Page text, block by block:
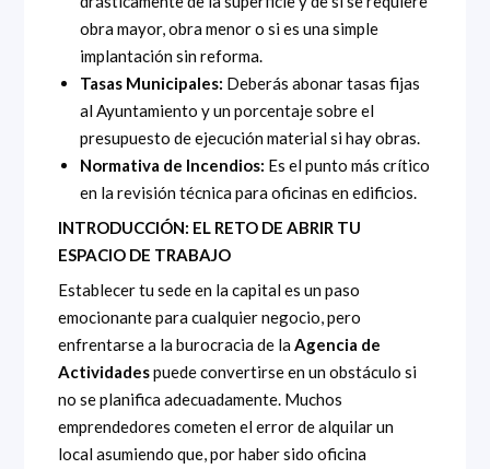
obra mayor, obra menor o si es una simple
implantación sin reforma.
Tasas Municipales: Deberás abonar tasas fijas
al Ayuntamiento y un porcentaje sobre el
presupuesto de ejecución material si hay obras.
Normativa de Incendios: Es el punto más crítico
en la revisión técnica para oficinas en edificios.
INTRODUCCIÓN: EL RETO DE ABRIR TU
ESPACIO DE TRABAJO
Establecer tu sede en la capital es un paso
emocionante para cualquier negocio, pero
enfrentarse a la burocracia de laAgencia de
Actividadespuede convertirse en un obstáculo si
no se planifica adecuadamente. Muchos
emprendedores cometen el error de alquilar un
local asumiendo que, por haber sido oficina